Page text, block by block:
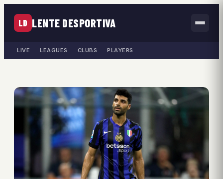
LD LENTE DESPORTIVA
LIVE LEAGUES CLUBS PLAYERS